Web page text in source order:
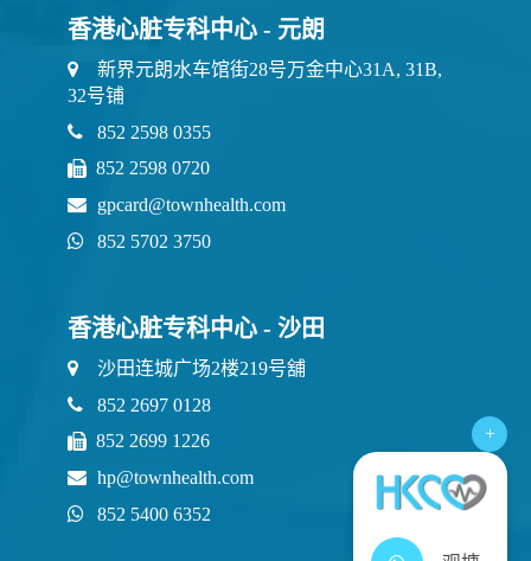
+
香港心脏专科中心 - 元朗
新界元朗水车馆街28号万金中心31A, 31B,
32号铺
852 2598 0355
852 2598 0720
gpcard@townhealth.com
852 5702 3750
香港心脏专科中心 - 沙田
沙田连城广场2楼219号舖
852 2697 0128
852 2699 1226
hp@townhealth.com
852 5400 6352